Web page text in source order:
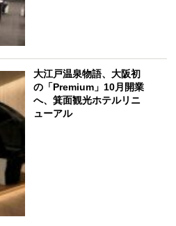
大江戸温泉物語、大阪初
の「Premium」10月開業
へ、箕面観光ホテルリニ
ューアル